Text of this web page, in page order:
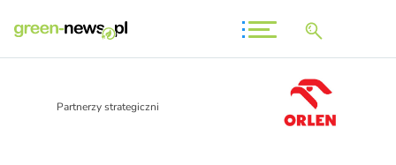
Partnerzy strategiczni